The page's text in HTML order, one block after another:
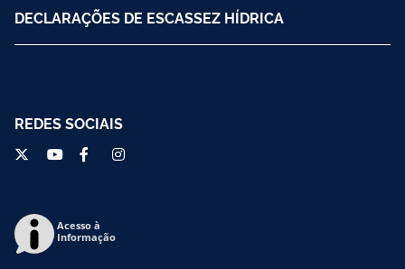
DECLARAÇÕES DE ESCASSEZ HÍDRICA
REDES SOCIAIS
Acesso à
Informação